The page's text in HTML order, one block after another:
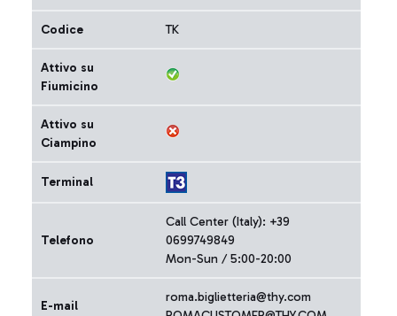
Codice TK
Attivo su
Fiumicino
Attivo su
Ciampino
Terminal
Telefono
Call Center (Italy): +39
0699749849
Mon-Sun / 5:00-20:00
E-mail
roma.biglietteria@thy.com